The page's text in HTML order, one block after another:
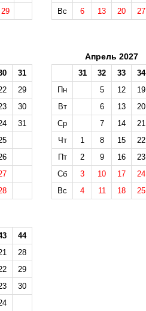
29
Вс
6 13 20 27
31
29
30
31
Апрель 2027
31 32 33 34
Пн
5 12 19
Вт
6 13 20
Ср
7 14 21
Чт
1 8 15 22
Пт
2 9 16 23
Сб
3 10 17
24
Вс
4 11 18 25
44
28
29
30